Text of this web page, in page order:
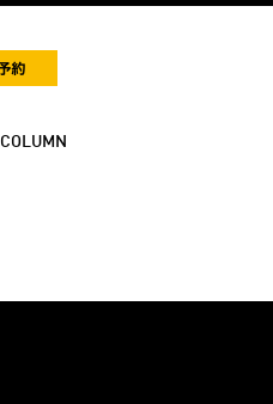
COLUMN